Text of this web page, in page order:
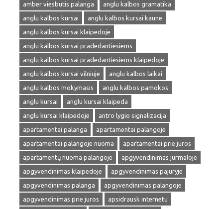
amber viesbutis palanga
anglu kalbos gramatika
anglu kalbos kursai
anglu kalbos kursai kaune
anglu kalbos kursai klaipedoje
anglu kalbos kursai pradedantiesiems
anglu kalbos kursai pradedantiesiems klaipedoje
anglu kalbos kursai vilniuje
anglu kalbos laikai
anglu kalbos mokymasis
anglu kalbos pamokos
anglu kursai
anglu kursai klaipeda
anglu kursai klaipedoje
antro lygio signalizacija
apartamentai palanga
apartamentai palangoje
apartamentai palangoje nuoma
apartamentai prie juros
apartamentų nuoma palangoje
apgyvendinimas jurmaloje
apgyvendinimas klaipedoje
apgyvendinimas pajuryje
apgyvendinimas palanga
apgyvendinimas palangoje
apgyvendinimas prie juros
apsidrausk internetu